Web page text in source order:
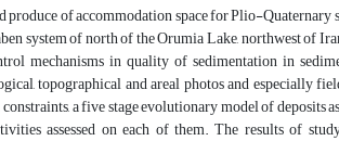
of accommodation space for Plio-
system of north of the Orumia Lake, northwest of
mechanisms in quality of sedimentation in
topographical and areal photos and especially
a five stage evolutionary model of deposits
assessed on each of them. The results of